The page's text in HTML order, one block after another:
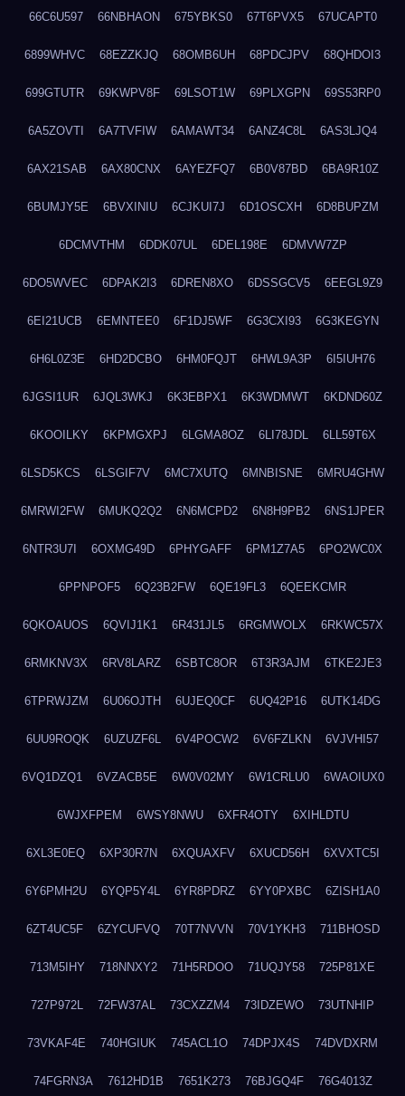
66C6U597 66NBHAON 675YBKS0 67T6PVX5 67UCAPT0
6899WHVC 68EZZKJQ 68OMB6UH 68PDCJPV 68QHDOI3
699GTUTR 69KWPV8F 69LSOT1W 69PLXGPN 69S53RP0
6A5ZOVTI 6A7TVFIW 6AMAWT34 6ANZ4C8L 6AS3LJQ4
6AX21SAB 6AX80CNX 6AYEZFQ7 6B0V87BD 6BA9R10Z
6BUMJY5E 6BVXINIU 6CJKUI7J 6D1OSCXH 6D8BUPZM
6DCMVTHM 6DDK07UL 6DEL198E 6DMVW7ZP
6DO5WVEC 6DPAK2I3 6DREN8XO 6DSSGCV5 6EEGL9Z9
6EI21UCB 6EMNTEE0 6F1DJ5WF 6G3CXI93 6G3KEGYN
6H6L0Z3E 6HD2DCBO 6HM0FQJT 6HWL9A3P 6I5IUH76
6JGSI1UR 6JQL3WKJ 6K3EBPX1 6K3WDMWT 6KDND60Z
6KOOILKY 6KPMGXPJ 6LGMA8OZ 6LI78JDL 6LL59T6X
6LSD5KCS 6LSGIF7V 6MC7XUTQ 6MNBISNE 6MRU4GHW
6MRWI2FW 6MUKQ2Q2 6N6MCPD2 6N8H9PB2 6NS1JPER
6NTR3U7I 6OXMG49D 6PHYGAFF 6PM1Z7A5 6PO2WC0X
6PPNPOF5 6Q23B2FW 6QE19FL3 6QEEKCMR
6QKOAUOS 6QVIJ1K1 6R431JL5 6RGMWOLX 6RKWC57X
6RMKNV3X 6RV8LARZ 6SBTC8OR 6T3R3AJM 6TKE2JE3
6TPRWJZM 6U06OJTH 6UJEQ0CF 6UQ42P16 6UTK14DG
6UU9ROQK 6UZUZF6L 6V4POCW2 6V6FZLKN 6VJVHI57
6VQ1DZQ1 6VZACB5E 6W0V02MY 6W1CRLU0 6WAOIUX0
6WJXFPEM 6WSY8NWU 6XFR4OTY 6XIHLDTU
6XL3E0EQ 6XP30R7N 6XQUAXFV 6XUCD56H 6XVXTC5I
6Y6PMH2U 6YQP5Y4L 6YR8PDRZ 6YY0PXBC 6ZISH1A0
6ZT4UC5F 6ZYCUFVQ 70T7NVVN 70V1YKH3 711BHOSD
713M5IHY 718NNXY2 71H5RDOO 71UQJY58 725P81XE
727P972L 72FW37AL 73CXZZM4 73IDZEWO 73UTNHIP
73VKAF4E 740HGIUK 745ACL1O 74DPJX4S 74DVDXRM
74FGRN3A 7612HD1B 7651K273 76BJGQ4F 76G4013Z